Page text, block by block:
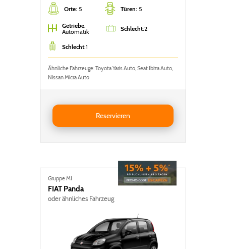
Orte: 5 Türen: 5
Getriebe:
Automatik
Schlecht:2
Schlecht:1
Ähnliche Fahrzeuge: Toyota Yaris Auto, Seat Ibiza Auto,
Nissan Micra Auto
Reservieren
Gruppe MI
FIAT Panda
oder ähnliches Fahrzeug